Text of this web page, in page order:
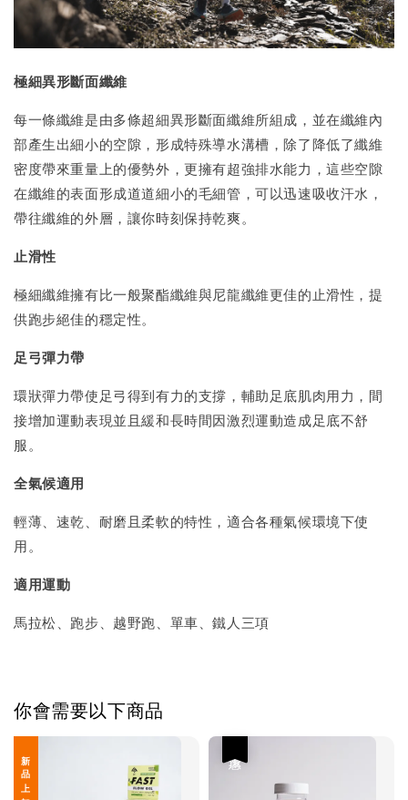
極細異形斷面纖維
每一條纖維是由多條超細異形斷面纖維所組成，並在纖維內
部產生出細小的空隙，形成特殊導水溝槽，除了降低了纖維
密度帶來重量上的優勢外，更擁有超強排水能力，這些空隙
在纖維的表面形成道道細小的毛細管，可以迅速吸收汗水，
帶往纖維的外層，讓你時刻保持乾爽。
止滑性
極細纖維擁有比一般聚酯纖維與尼龍纖維更佳的止滑性，提
供跑步絕佳的穩定性。
足弓彈力帶
環狀彈力帶使足弓得到有力的支撐，輔助足底肌肉用力，間
接增加運動表現並且緩和長時間因激烈運動造成足底不舒
服。
全氣候適用
輕薄、速乾、耐磨且柔軟的特性，適合各種氣候環境下使
用。
適用運動
馬拉松、跑步、越野跑、單車、鐵人三項
你會需要以下商品
新 品 上 架